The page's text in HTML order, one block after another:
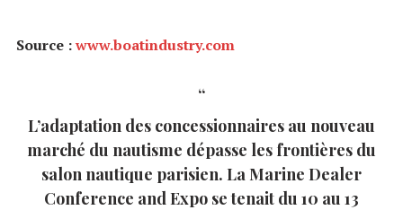
Source :www.boatindustry.com
L’adaptation des concessionnaires au nouveau
marché du nautisme dépasse les frontières du
salon nautique parisien. La Marine Dealer
Conference and Expo se tenait du 10 au 13